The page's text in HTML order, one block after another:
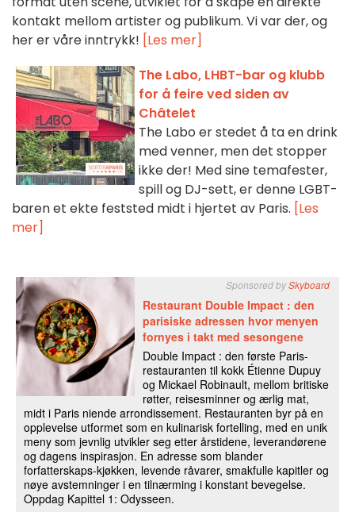
kontakt mellom artister og publikum. Vi var der, og
her er våre inntrykk! [Les mer]
The Labo, LHBT-bar og klubb
for å feire ved siden av
Châtelet
The Labo er stedet å ta en drink
med venner, men det stopper
ikke der! Med sine temafester,
spill og DJ-sett, er denne LGBT-
baren et ekte feststed midt i hjertet av Paris. [Les
mer]